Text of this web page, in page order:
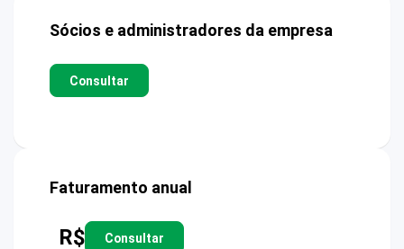
Sócios e administradores da empresa
Consultar
Faturamento anual
R$ Consultar